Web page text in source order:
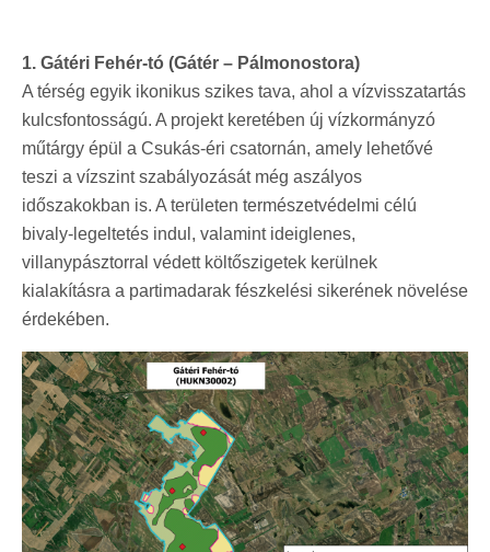
1. Gátéri Fehér-tó (Gátér – Pálmonostora)
A térség egyik ikonikus szikes tava, ahol a vízvisszatartás
kulcsfontosságú. A projekt keretében új vízkormányzó
műtárgy épül a Csukás-éri csatornán, amely lehetővé
teszi a vízszint szabályozását még aszályos
időszakokban is. A területen természetvédelmi célú
bivaly-legeltetés indul, valamint ideiglenes,
villanypásztorral védett költőszigetek kerülnek
kialakításra a partimadarak fészkelési sikerének növelése
érdekében.